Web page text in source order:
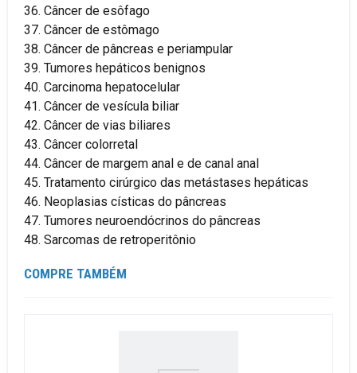
36. Câncer de esôfago
37. Câncer de estômago
38. Câncer de pâncreas e periampular
39. Tumores hepáticos benignos
40. Carcinoma hepatocelular
41. Câncer de vesícula biliar
42. Câncer de vias biliares
43. Câncer colorretal
44. Câncer de margem anal e de canal anal
45. Tratamento cirúrgico das metástases hepáticas
46. Neoplasias císticas do pâncreas
47. Tumores neuroendócrinos do pâncreas
48. Sarcomas de retroperitônio
COMPRE TAMBÉM